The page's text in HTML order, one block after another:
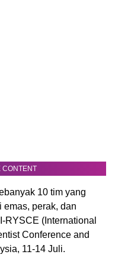
CONTENT
10 tim yang
perak, dan
RYSCE (International
Conference and
11-14 Juli.